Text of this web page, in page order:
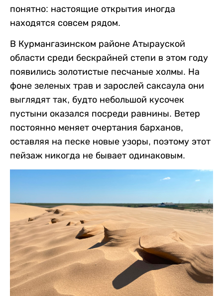
понятно: настоящие открытия иногда
находятся совсем рядом.
В Курмангазинском районе Атырауской
области среди бескрайней степи в этом году
появились золотистые песчаные холмы. На
фоне зеленых трав и зарослей саксаула они
выглядят так, будто небольшой кусочек
пустыни оказался посреди равнины. Ветер
постоянно меняет очертания барханов,
оставляя на песке новые узоры, поэтому этот
пейзаж никогда не бывает одинаковым.